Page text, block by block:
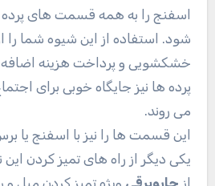
اسفنج را به همه قسمت های پرده
شود. استفاده از این شیوه شما را
خشکشویی و پرداخت هزینه اضافه
پرده ها نیز جایگاه خوبی برای
می روند.
این قسمت ها را نیز با اسفنج یا
یکی دیگر از راه های تمیز کردن این